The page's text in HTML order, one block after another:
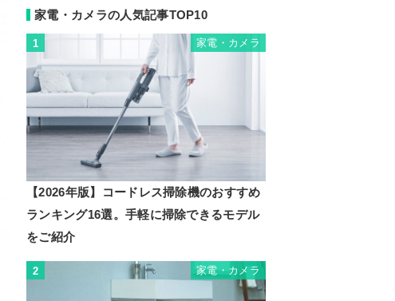
家電・カメラの人気記事TOP10
1 家電・カメラ
【2026年版】コードレス掃除機のおすすめ
ランキング16選。手軽に掃除できるモデル
をご紹介
2 家電・カメラ